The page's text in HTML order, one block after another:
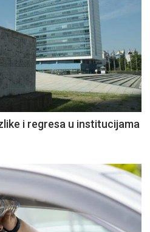
i regresa u institucijama